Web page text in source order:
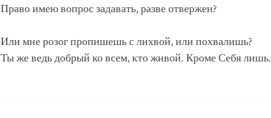
Право имею вопрос задавать, разве отвержен?
Или мне розог пропишешь с лихвой, или похвалишь?
Ты же ведь добрый ко всем, кто живой. Кроме Себя лишь.